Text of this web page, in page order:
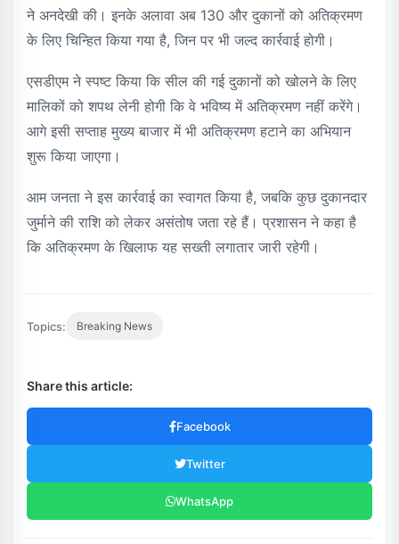
ने अनदेखी की। इनके अलावा अब 130 और दुकानों को अतिक्रमण
के लिए चिन्हित किया गया है, जिन पर भी जल्द कार्रवाई होगी।
एसडीएम ने स्पष्ट किया कि सील की गई दुकानों को खोलने के लिए
मालिकों को शपथ लेनी होगी कि वे भविष्य में अतिक्रमण नहीं करेंगे।
आगे इसी सप्ताह मुख्य बाजार में भी अतिक्रमण हटाने का अभियान
शुरू किया जाएगा।
आम जनता ने इस कार्रवाई का स्वागत किया है, जबकि कुछ दुकानदार
जुर्माने की राशि को लेकर असंतोष जता रहे हैं। प्रशासन ने कहा है
कि अतिक्रमण के खिलाफ यह सख्ती लगातार जारी रहेगी।
Topics: Breaking News
Share this article:
Facebook
Twitter
WhatsApp